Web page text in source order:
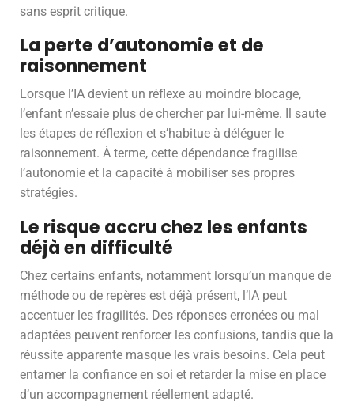
sans esprit critique.
La perte d’autonomie et de
raisonnement
Lorsque l’IA devient un réflexe au moindre blocage,
l’enfant n’essaie plus de chercher par lui-même. Il saute
les étapes de réflexion et s’habitue à déléguer le
raisonnement. À terme, cette dépendance fragilise
l’autonomie et la capacité à mobiliser ses propres
stratégies.
Le risque accru chez les enfants
déjà en difficulté
Chez certains enfants, notamment lorsqu’un manque de
méthode ou de repères est déjà présent, l’IA peut
accentuer les fragilités. Des réponses erronées ou mal
adaptées peuvent renforcer les confusions, tandis que la
réussite apparente masque les vrais besoins. Cela peut
entamer la confiance en soi et retarder la mise en place
d’un accompagnement réellement adapté.